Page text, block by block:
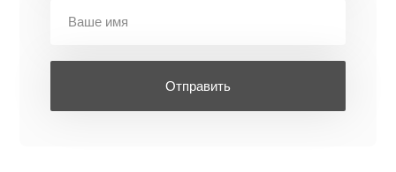
Отправить